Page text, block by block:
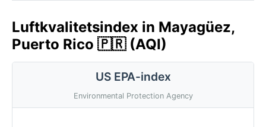
Luftkvalitetsindex in Mayagüez,
Puerto Rico 🇵🇷 (AQI)
US EPA-index
Environmental Protection Agency